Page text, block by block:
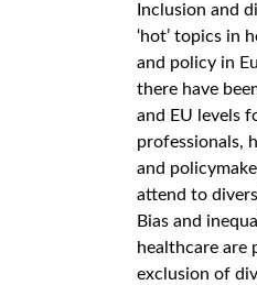
Inclusion and
‘hot’ topics in
and policy in
there have
and EU levels
professionals,
and
attend to
Bias and
healthcare are
exclusion of